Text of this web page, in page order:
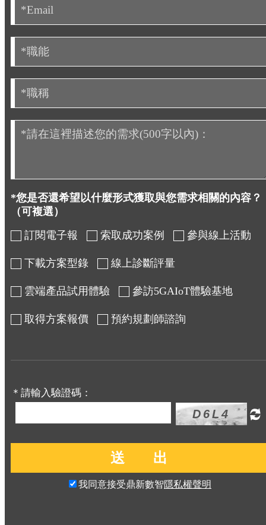
*您是否還希望以什麼形式獲取與您需求相關的內容？
（可複選）
訂閱電子報
索取成功案例 參與線上活動
下載方案型錄 線上診斷評量
雲端產品試用體驗 參訪5GAIoT體驗基地
取得方案報價 預約規劃師諮詢
＊請輸入驗證碼：
我同意接受鼎新數智隱私權聲明